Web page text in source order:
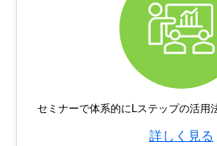
セミナーで体系的にLステップの活用
詳しく見る